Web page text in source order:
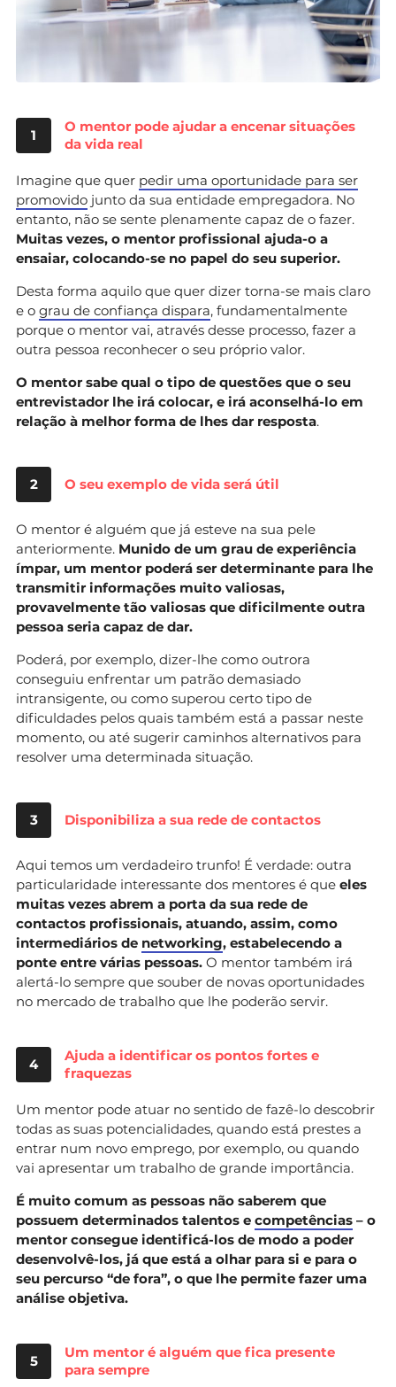
1
O mentor pode ajudar a encenar situações
da vida real
Imagine que quer pedir uma oportunidade para ser
promovido junto da sua entidade empregadora. No
entanto, não se sente plenamente capaz de o fazer.
Muitas vezes, o mentor profissional ajuda-o a
ensaiar, colocando-se no papel do seu superior.
Desta forma aquilo que quer dizer torna-se mais claro
e o grau de confiança dispara, fundamentalmente
porque o mentor vai, através desse processo, fazer a
outra pessoa reconhecer o seu próprio valor.
O mentor sabe qual o tipo de questões que o seu
entrevistador lhe irá colocar, e irá aconselhá-lo em
relação à melhor forma de lhes dar resposta.
2 O seu exemplo de vida será útil
O mentor é alguém que já esteve na sua pele
anteriormente. Munido de um grau de experiência
ímpar, um mentor poderá ser determinante para lhe
transmitir informações muito valiosas,
provavelmente tão valiosas que dificilmente outra
pessoa seria capaz de dar.
Poderá, por exemplo, dizer-lhe como outrora
conseguiu enfrentar um patrão demasiado
intransigente, ou como superou certo tipo de
dificuldades pelos quais também está a passar neste
momento, ou até sugerir caminhos alternativos para
resolver uma determinada situação.
3 Disponibiliza a sua rede de contactos
Aqui temos um verdadeiro trunfo! É verdade: outra
particularidade interessante dos mentores é que eles
muitas vezes abrem a porta da sua rede de
contactos profissionais, atuando, assim, como
intermediários de networking, estabelecendo a
ponte entre várias pessoas. O mentor também irá
alertá-lo sempre que souber de novas oportunidades
no mercado de trabalho que lhe poderão servir.
4
Ajuda a identificar os pontos fortes e
fraquezas
Um mentor pode atuar no sentido de fazê-lo descobrir
todas as suas potencialidades, quando está prestes a
entrar num novo emprego, por exemplo, ou quando
vai apresentar um trabalho de grande importância.
É muito comum as pessoas não saberem que
possuem determinados talentos e competências – o
mentor consegue identificá-los de modo a poder
desenvolvê-los, já que está a olhar para si e para o
seu percurso “de fora”, o que lhe permite fazer uma
análise objetiva.
5
Um mentor é alguém que fica presente
para sempre